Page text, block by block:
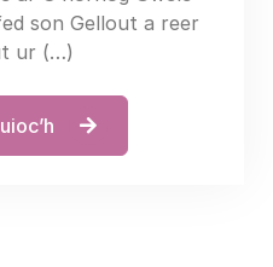
son Gellout a reer
ur (…)